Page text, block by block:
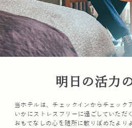
明日の活力
当ホテルは、チェックインからチェック
いかにストレスフリーに過ごしていただ
おもてなしの心を随所に散りばめたより